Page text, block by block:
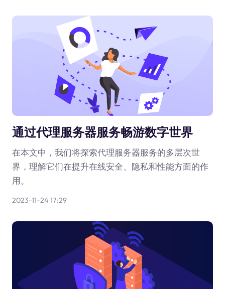
通过代理服务器服务畅游数字世界
在本文中，我们将探索代理服务器服务的多层次世
界，理解它们在提升在线安全、隐私和性能方面的作
用。
2023-11-24 17:29